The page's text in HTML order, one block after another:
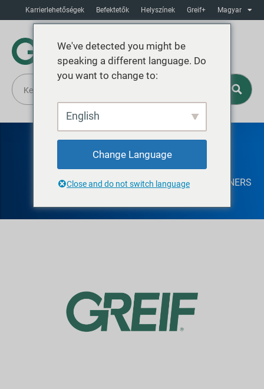
Karrierlehetőségek Befektetők Helyszínek Greif+ Magyar
GREIF CAMPANA
JERRYCANS AND SMALL PLASTIC CONTAINERS
We've detected you might be
speaking a different language. Do
you want to change to:
English
Change Language
Close and do not switch language